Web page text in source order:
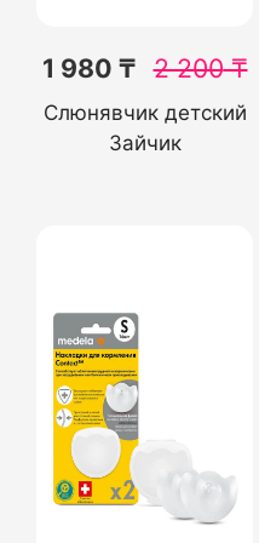
1 980 ₸ 2 200₸
Слюнявчик детский
Зайчик